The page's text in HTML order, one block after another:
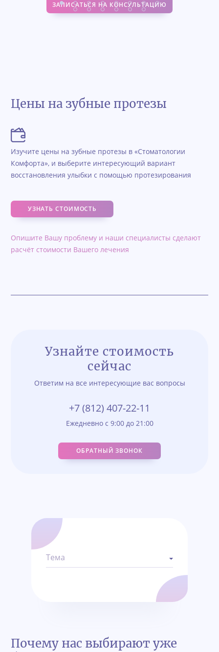
ЗАПИСАТЬСЯ НА КОНСУЛЬТАЦИЮ
Цены на зубные протезы
Изучите цены на зубные протезы в «Стоматологии
Комфорта», и выберите интересующий вариант
восстановления улыбки с помощью протезирования
УЗНАТЬ СТОИМОСТЬ
Опишите Вашу проблему и наши специалисты сделают
расчёт стоимости Вашего лечения
Узнайте стоимость
сейчас
Ответим на все интересующие вас вопросы
+7 (812) 407-22-11
Ежедневно с 9:00 до 21:00
ОБРАТНЫЙ ЗВОНОК
Тема
Почему нас выбирают уже